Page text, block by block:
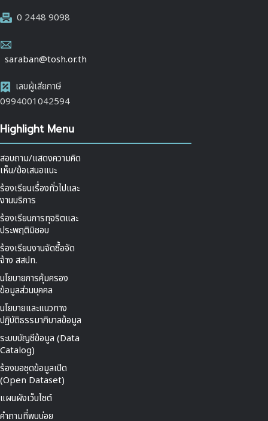
0 2448 9098
saraban@tosh.or.th
เลขผู้เสียภาษี
0994001042594
Highlight Menu
สอบถาม/แสดงความคิด
เห็น/ข้อเสนอแนะ
ร้องเรียนเรื่องทั่วไปและ
งานบริการ
ร้องเรียนการทุจริตและ
ประพฤติมิชอบ
ร้องเรียนงานจัดซื้อจัด
จ้าง สสปท.
นโยบายการคุ้มครอง
ข้อมูลส่วนบุคคล
นโยบายและแนวทาง
ปฏิบัติธรรมาภิบาลข้อมูล
ระบบบัญชีข้อมูล (Data
Catalog)
ร้องขอชุดข้อมูลเปิด
(Open Dataset)
แผนผังเว็บไซต์
คำถามที่พบบ่อย